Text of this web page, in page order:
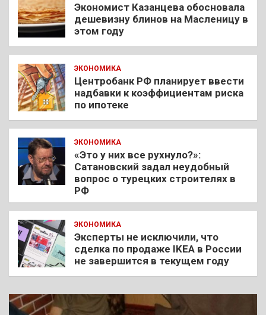
Экономист Казанцева обосновала
дешевизну блинов на Масленицу в
этом году
ЭКОНОМИКА
Центробанк РФ планирует ввести
надбавки к коэффициентам риска
по ипотеке
ЭКОНОМИКА
«Это у них все рухнуло?»:
Сатановский задал неудобный
вопрос о турецких строителях в
РФ
ЭКОНОМИКА
Эксперты не исключили, что
сделка по продаже IKEA в России
не завершится в текущем году